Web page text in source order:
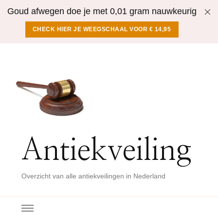
Goud afwegen doe je met 0,01 gram nauwkeurig
CHECK HIER JE WEEGSCHAAL VOOR € 14,95
Antiekveiling
Overzicht van alle antiekveilingen in Nederland